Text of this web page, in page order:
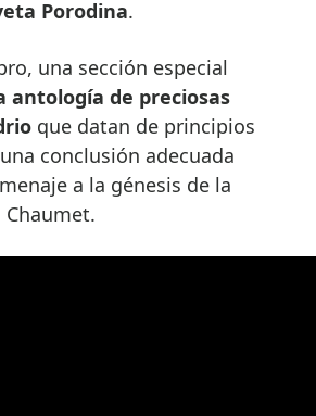
Porodina.
una sección especial
antología de preciosas
que datan de principios
conclusión adecuada
a la génesis de la